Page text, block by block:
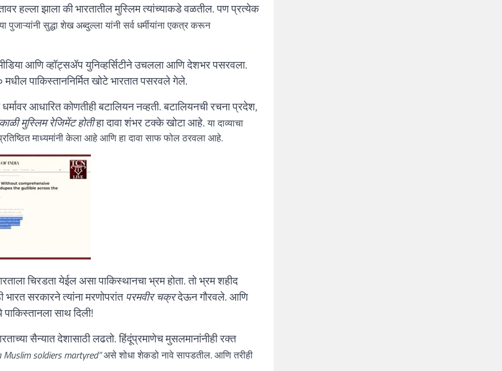
हल्ला झाला की भारतातील मुस्लिम त्यांच्याकडे वळतील. पण प्रत्येक
पुजाऱ्यांनी सुद्धा शेख अब्दुल्ला यांनी सर्व धर्मीयांना एकत्र करून
आणि व्हॉट्सॲप युनिव्हर्सिटीने उचलला आणि देशभर पसरवला.
पाकिस्ताननिर्मित खोटे भारतात पसरवले गेले.
आधारित कोणतीही बटालियन नव्हती. बटालियनची रचना प्रदेश,
मुस्लिम रेजिमेंट होतीहा दावा शंभर टक्के खोटा आहे.या दाव्याचा
माध्यमांनी केला आहे आणि हा दावा साफ फोल ठरवला आहे.
चिरडता येईल असा पाकिस्थानचा भ्रम होता. तो भ्रम शहीद
सरकारने त्यांना मरणोपरांतपरमवीर चक्रदेऊन गौरवले. आणि
साथ दिली!
सैन्यात देशासाठी लढतो. हिंदूंप्रमाणेच मुसलमानांनीही रक्त
Muslim soldiers martyred”असे शोधा शेकडो नावे सापडतील. आणि तरीही